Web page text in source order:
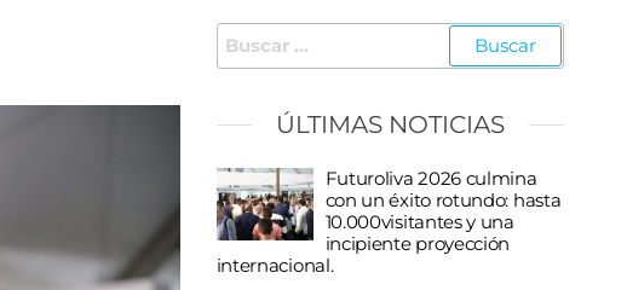
Buscar:
ÚLTIMAS NOTICIAS
Futuroliva 2026 culmina
con un éxito rotundo: hasta
10.000visitantes y una
incipiente proyección
internacional.